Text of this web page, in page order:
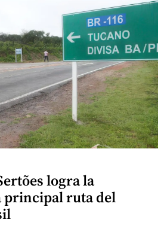
logra la
principal ruta del